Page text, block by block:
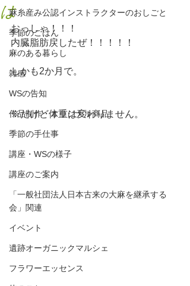
麻糸産み公認インストラクターのおしごと
季節のごはん
麻のある暮らし
雑感
WSの告知
作品制作・オリジナル商品
季節の手仕事
講座・WSの様子
講座のご案内
「一般社団法人日本古来の大麻を継承する
会」関連
イベント
遺跡オーガニックマルシェ
フラワーエッセンス
は
おっしゃ！！！
内臓脂肪戻したぜ！！！！！
しかも2か月で。
※だけど体重は変わりません。